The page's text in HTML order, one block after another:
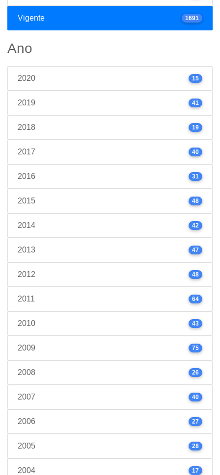
Vigente 1691
Ano
2020 15
2019 41
2018 19
2017 40
2016 31
2015 48
2014 42
2013 47
2012 48
2011 64
2010 43
2009 75
2008 26
2007 40
2006 27
2005 28
2004 17